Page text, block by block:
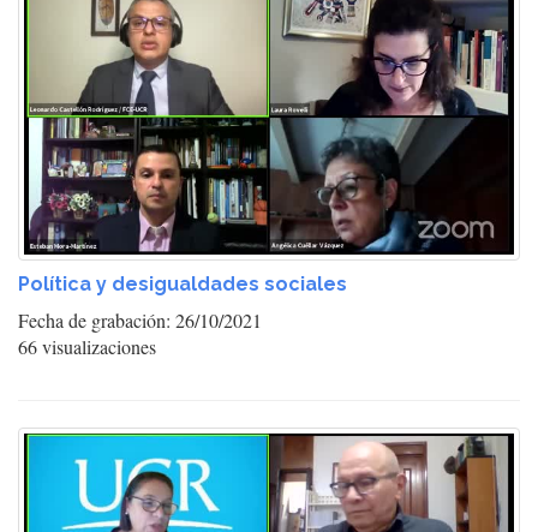
Política y desigualdades sociales
Fecha de grabación: 26/10/2021
66 visualizaciones